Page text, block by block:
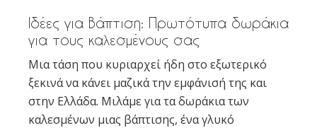
Ιδέες για Βάπτιση: Πρωτότυπα δωράκια
για τους καλεσμένους σας
Μια τάση που κυριαρχεί ήδη στο εξωτερικό
ξεκινά να κάνει μαζικά την εμφάνισή της και
στην Ελλάδα. Μιλάμε για τα δωράκια των
καλεσμένων μιας βάπτισης, ένα γλυκό